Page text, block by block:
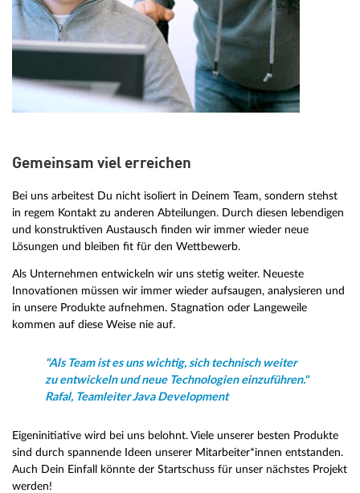
Gemeinsam viel erreichen
Bei uns arbeitest Du nicht isoliert in Deinem Team, sondern stehst
in regem Kontakt zu anderen Abteilungen. Durch diesen lebendigen
und konstruktiven Austausch finden wir immer wieder neue
Lösungen und bleiben fit für den Wettbewerb.
Als Unternehmen entwickeln wir uns stetig weiter. Neueste
Innovationen müssen wir immer wieder aufsaugen, analysieren und
in unsere Produkte aufnehmen. Stagnation oder Langeweile
kommen auf diese Weise nie auf.
"Als Team ist es uns wichtig, sich technisch weiter
zu entwickeln und neue Technologien einzuführen."
Rafal, Teamleiter Java Development
Eigeninitiative wird bei uns belohnt. Viele unserer besten Produkte
sind durch spannende Ideen unserer Mitarbeiter*innen entstanden.
Auch Dein Einfall könnte der Startschuss für unser nächstes Projekt
werden!